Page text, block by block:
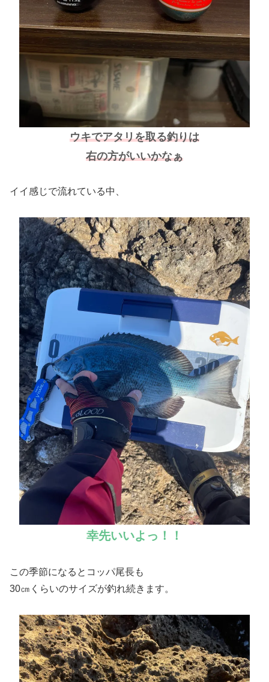
ウキでアタリを取る釣りは
右の方がいいかなぁ
イイ感じで流れている中、
幸先いいよっ！！
この季節になるとコッパ尾長も
30㎝くらいのサイズが釣れ続きます。